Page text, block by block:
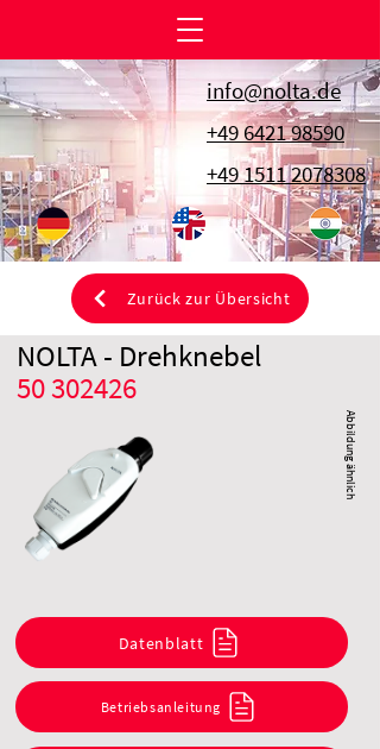
info@nolta.de
+49 6421 98590
+49 1511 2078308
Zurück zur Übersicht
50 302426
NOLTA - Drehknebel
Abbildung ähnlich
Datenblatt
Betriebsanleitung